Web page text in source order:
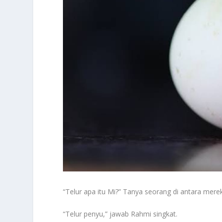
“Telur apa itu Mi?” Tanya seorang di antara
“Telur penyu,” jawab Rahmi singkat.